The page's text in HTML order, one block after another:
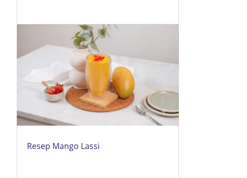
Resep Mango Lassi